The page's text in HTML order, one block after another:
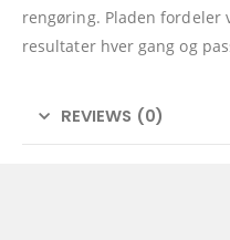
rengøring. Pladen
resultater hver gang og
REVIEWS (0)